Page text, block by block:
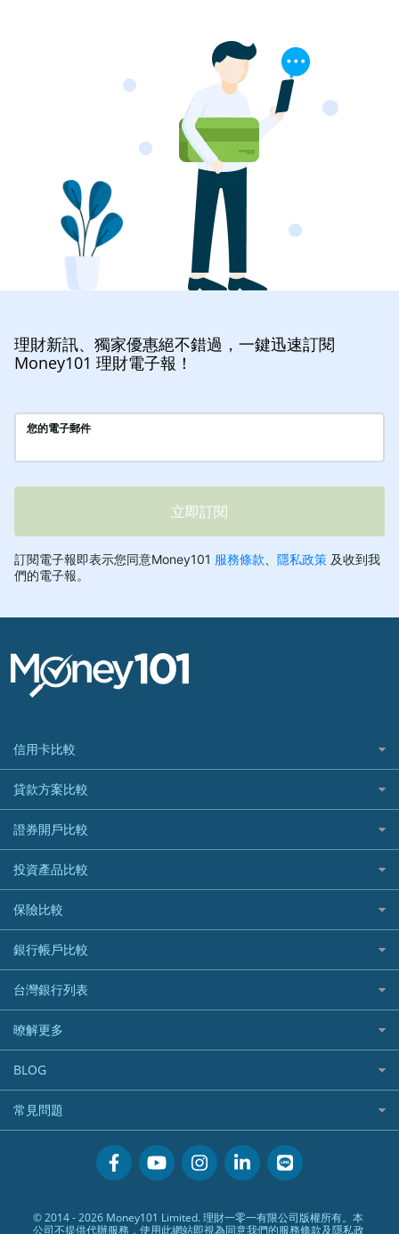
理財新訊、獨家優惠絕不錯過，一鍵迅速訂閱
Money101 理財電子報！
信用卡比較
信用卡情境類別推薦
所有信用卡
精選推薦
國內外現金回饋
繳稅優惠
航空哩程回饋
加油優惠
分期零利率優惠
首刷禮優惠
網購優惠
行動支付優惠
旅遊訂房優惠
貸款方案比較
快速線上貸款推薦
最完整貸款資訊一次看
繳稅貸款
貸款計算機
車貸計算機
精選貸款推薦
信貸利率比較
一般個人貸款
優質客戶貸款
小額借款
循環貸款
汽機車貸款比較
信用貸款銀行列表
證券開戶比較
台股證券戶
美股證券戶
投資產品比較
機器人投資
加密貨幣
外幣定存
保險比較
住宅險
汽車保險
機車保險
寵物險
銀行帳戶比較
財富管理帳戶
數位存款帳戶
美元定存
台灣銀行列表
銀行與合作機構列表
銀行客服電話
暸解更多
加入我們
訂閱電子報
媒體聯絡
關於我們
BLOG
專欄文章
常見問題
活動禮贈品兌換相關
會員相關常見問題
金融商品常見問題
© 2014 - 2026 Money101 Limited. 理財一零一有限公司版權所有。本
公司不提供代辦服務，使用此網站即視為同意我們的服務條款及隱私政